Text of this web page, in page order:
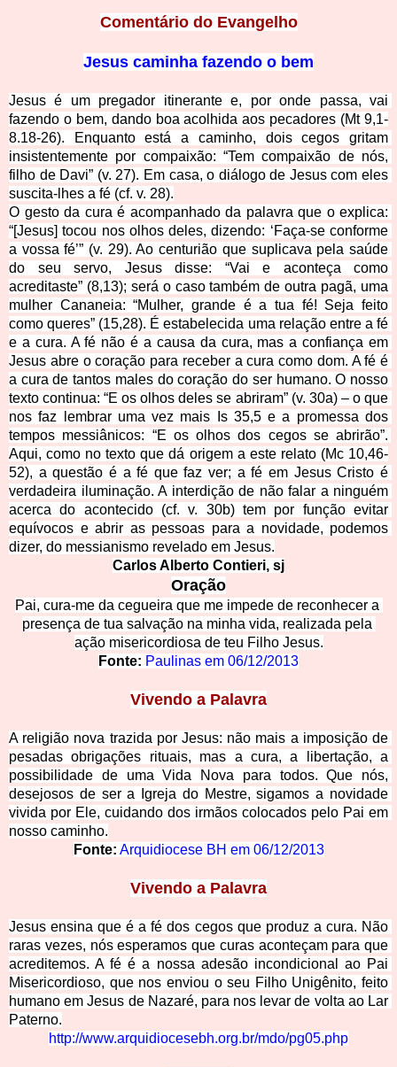
Comentário do Evangelho
Jesus caminha fazendo o bem
Jesus é um pregador itinerante e, por onde passa, vai
fazendo o bem, dando boa acolhida aos pecadores (Mt 9,1-
8.18-26). Enquanto está a caminho, dois cegos gritam
insistentemente por compaixão: “Tem compaixão de nós,
filho de Davi” (v. 27). Em casa, o diálogo de Jesus com eles
suscita-lhes a fé (cf. v. 28).
O gesto da cura é acompanhado da palavra que o explica:
“[Jesus] tocou nos olhos deles, dizendo: ‘Faça-se conforme
a vossa fé’” (v. 29). Ao centurião que suplicava pela saúde
do seu servo, Jesus disse: “Vai e aconteça como
acreditaste” (8,13); será o caso também de outra pagã, uma
mulher Cananeia: “Mulher, grande é a tua fé! Seja feito
como queres” (15,28). É estabelecida uma relação entre a fé
e a cura. A fé não é a causa da cura, mas a confiança em
Jesus abre o coração para receber a cura como dom. A fé é
a cura de tantos males do coração do ser humano. O nosso
texto continua: “E os olhos deles se abriram” (v. 30a) – o que
nos faz lembrar uma vez mais Is 35,5 e a promessa dos
tempos messiânicos: “E os olhos dos cegos se abrirão”.
Aqui, como no texto que dá origem a este relato (Mc 10,46-
52), a questão é a fé que faz ver; a fé em Jesus Cristo é
verdadeira iluminação. A interdição de não falar a ninguém
acerca do acontecido (cf. v. 30b) tem por função evitar
equívocos e abrir as pessoas para a novidade, podemos
dizer, do messianismo revelado em Jesus.
Carlos Alberto Contieri, sj
Oração
Pai, cura-me da cegueira que me impede de reconhecer a
presença de tua salvação na minha vida, realizada pela
ação misericordiosa de teu Filho Jesus.
Fonte: Paulinas em 06/12/2013
Vivendo a Palavra
A religião nova trazida por Jesus: não mais a imposição de
pesadas obrigações rituais, mas a cura, a libertação, a
possibilidade de uma Vida Nova para todos. Que nós,
desejosos de ser a Igreja do Mestre, sigamos a novidade
vivida por Ele, cuidando dos irmãos colocados pelo Pai em
nosso caminho.
Fonte: Arquidiocese BH em 06/12/2013
Vivendo a Palavra
Jesus ensina que é a fé dos cegos que produz a cura. Não
raras vezes, nós esperamos que curas aconteçam para que
acreditemos. A fé é a nossa adesão incondicional ao Pai
Misericordioso, que nos enviou o seu Filho Unigênito, feito
humano em Jesus de Nazaré, para nos levar de volta ao Lar
Paterno.
http://www.arquidiocesebh.org.br/mdo/pg05.php